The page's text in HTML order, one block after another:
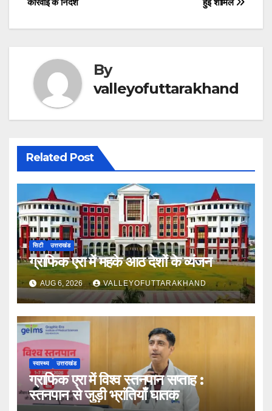
By
valleyofuttarakhand
Related Post
सिटी उत्तराखंड
ग्राफिक एरा में महके आठ देशों के व्यंजन
AUG 6, 2026 VALLEYOFUTTARAKHAND
स्वास्थ्य उत्तराखंड
ग्राफिक एरा में विश्व स्तनपान सप्ताह :
स्तनपान से जुड़ी भ्रांतियाँ घातक